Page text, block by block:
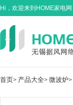
Hi，欢迎来到HOME家电网
首页> 产品大全> 微波炉>